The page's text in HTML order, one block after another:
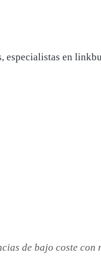
en
de bajo coste con